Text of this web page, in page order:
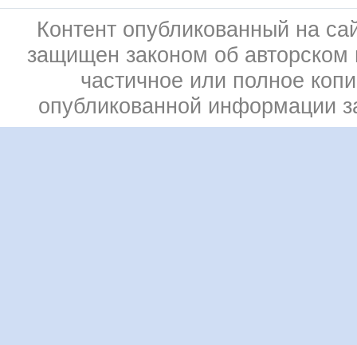
Контент опубликованный на
защищен законом об
частичное или полное
опубликованной информации